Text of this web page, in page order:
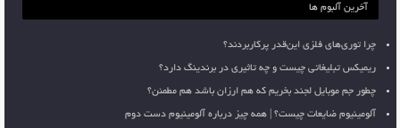
آخرین آلبوم ها
چرا توری‌های فلزی این‌قدر پرکاربردند؟
ریمیکس تبلیغاتی چیست و چه تاثیری در برندینگ دارد؟
چطور جم موبایل لجند بخریم که هم ارزان باشد هم مطمئن؟
آلومینیوم ضایعات چیست؟ | همه چیز درباره آلومینیوم دست دوم